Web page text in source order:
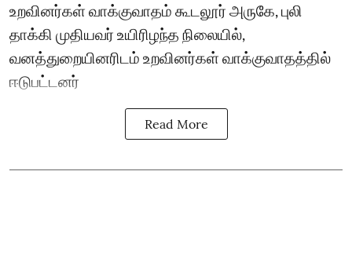
உறவினர்கள் வாக்குவாதம் கூடலூர் அருகே, புலி
தாக்கி முதியவர் உயிரிழந்த நிலையில்,
வனத்துறையினரிடம் உறவினர்கள் வாக்குவாதத்தில்
ஈடுபட்டனர்
Read More